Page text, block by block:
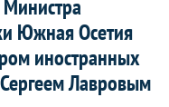
Южная Осетия
иностранных
Лавровым